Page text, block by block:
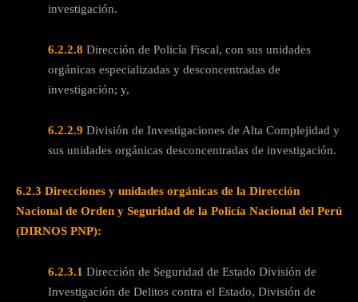
investigación.
6.2.2.8 Dirección de Policía Fiscal, con sus unidades
orgánicas especializadas y desconcentradas de
investigación; y,
6.2.2.9 División de Investigaciones de Alta Complejidad y
sus unidades orgánicas desconcentradas de investigación.
6.2.3 Direcciones y unidades orgánicas de la Dirección
Nacional de Orden y Seguridad de la Policía Nacional del Perú
(DIRNOS PNP):
6.2.3.1 Dirección de Seguridad de Estado División de
Investigación de Delitos contra el Estado, División de